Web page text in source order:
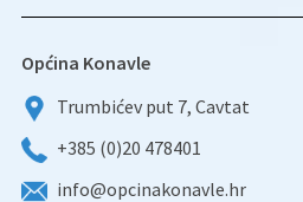
Općina Konavle
Trumbićev put 7, Cavtat
+385 (0)20 478401
info@opcinakonavle.hr